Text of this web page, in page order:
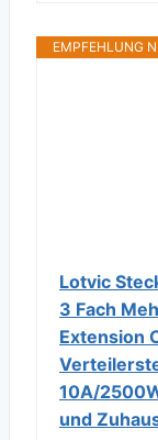
EMPFEHLUNG
Lotvic
3 Fach
Extension
10A/
und